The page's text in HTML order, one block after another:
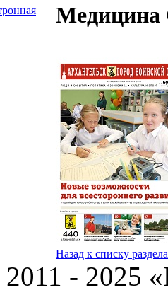
Медицина
Назад к списку
- 2025